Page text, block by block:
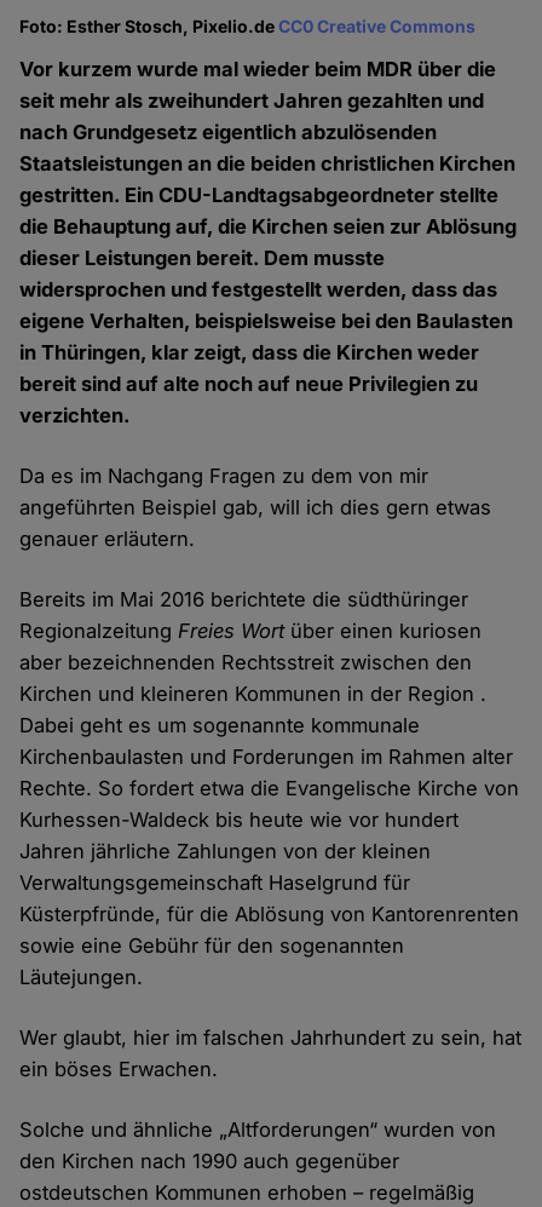
Foto: Esther Stosch, Pixelio.deCC0 Creative Commons
Vor kurzem wurde mal wieder beim MDR über die
seit mehr als zweihundert Jahren gezahlten und
nach Grundgesetz eigentlich abzulösenden
Staatsleistungen an die beiden christlichen Kirchen
gestritten. Ein CDU-Landtagsabgeordneter stellte
die Behauptung auf, die Kirchen seien zur Ablösung
dieser Leistungen bereit. Dem musste
widersprochen und festgestellt werden, dass das
eigene Verhalten, beispielsweise bei den Baulasten
in Thüringen, klar zeigt, dass die Kirchen weder
bereit sind auf alte noch auf neue Privilegien zu
verzichten.
Da es im Nachgang Fragen zu dem von mir
angeführten Beispiel gab, will ich dies gern etwas
genauer erläutern.
Bereits im Mai 2016 berichtete die südthüringer
RegionalzeitungFreies Wortüber einen kuriosen
aber bezeichnenden Rechtsstreit zwischen den
Kirchen und kleineren Kommunen in der Region .
Dabei geht es um sogenannte kommunale
Kirchenbaulasten und Forderungen im Rahmen alter
Rechte. So fordert etwa die Evangelische Kirche von
Kurhessen-Waldeck bis heute wie vor hundert
Jahren jährliche Zahlungen von der kleinen
Verwaltungsgemeinschaft Haselgrund für
Küsterpfründe, für die Ablösung von Kantorenrenten
sowie eine Gebühr für den sogenannten
Läutejungen.
Wer glaubt, hier im falschen Jahrhundert zu sein, hat
ein böses Erwachen.
Solche und ähnliche „Altforderungen“ wurden von
den Kirchen nach 1990 auch gegenüber
ostdeutschen Kommunen erhoben – regelmäßig